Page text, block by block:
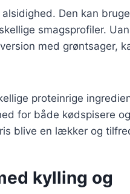
Den kan
smagsprofiler.
med grøntsager,
proteinrige
for både kødspisere
blive en lækker og
kylling og